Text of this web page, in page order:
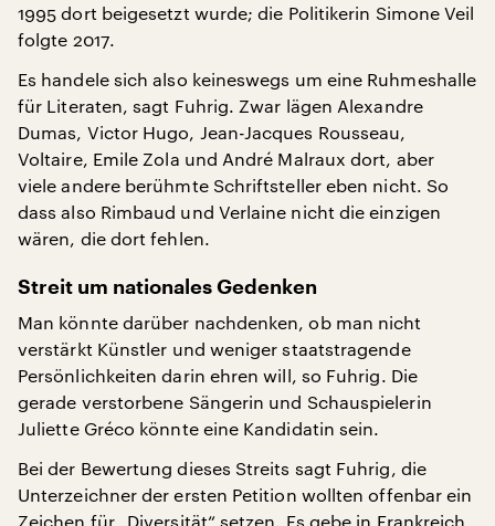
1995 dort beigesetzt wurde; die Politikerin Simone Veil
folgte 2017.
Es handele sich also keineswegs um eine Ruhmeshalle
für Literaten, sagt Fuhrig. Zwar lägen Alexandre
Dumas, Victor Hugo, Jean-Jacques Rousseau,
Voltaire, Emile Zola und André Malraux dort, aber
viele andere berühmte Schriftsteller eben nicht. So
dass also Rimbaud und Verlaine nicht die einzigen
wären, die dort fehlen.
Streit um nationales Gedenken
Man könnte darüber nachdenken, ob man nicht
verstärkt Künstler und weniger staatstragende
Persönlichkeiten darin ehren will, so Fuhrig. Die
gerade verstorbene Sängerin und Schauspielerin
Juliette Gréco könnte eine Kandidatin sein.
Bei der Bewertung dieses Streits sagt Fuhrig, die
Unterzeichner der ersten Petition wollten offenbar ein
Zeichen für „Diversität“ setzen. Es gebe in Frankreich